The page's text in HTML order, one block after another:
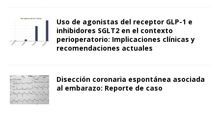
Uso de agonistas del receptor GLP-1 e
inhibidores SGLT2 en el contexto
perioperatorio: Implicaciones clínicas y
recomendaciones actuales
Disección coronaria espontánea asociada
al embarazo: Reporte de caso